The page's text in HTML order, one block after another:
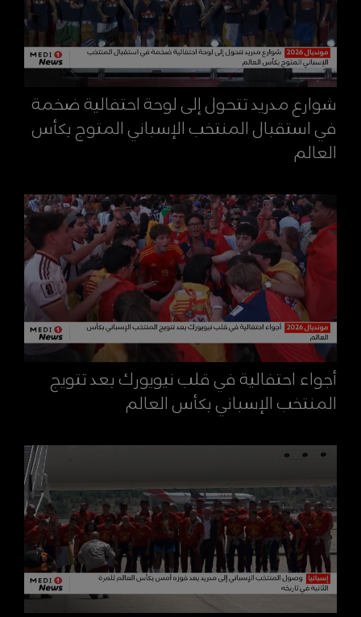
شوارع مدريد تتحول إلى لوحة احتفالية ضخمة
في استقبال المنتخب الإسباني المتوج بكأس
العالم
أجواء احتفالية في قلب نيويورك بعد تتويج
المنتخب الإسباني بكأس العالم